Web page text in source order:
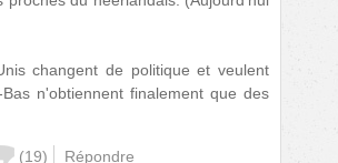
changent de politique et veulent
n'obtiennent finalement que des
(19) Répondre